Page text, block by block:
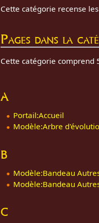
Cette catégorie recense les
Pages dans la
Cette catégorie comprend
A
Portail:Accueil
Modèle:Arbre
B
Modèle:Bandeau
Modèle:Bandeau
C